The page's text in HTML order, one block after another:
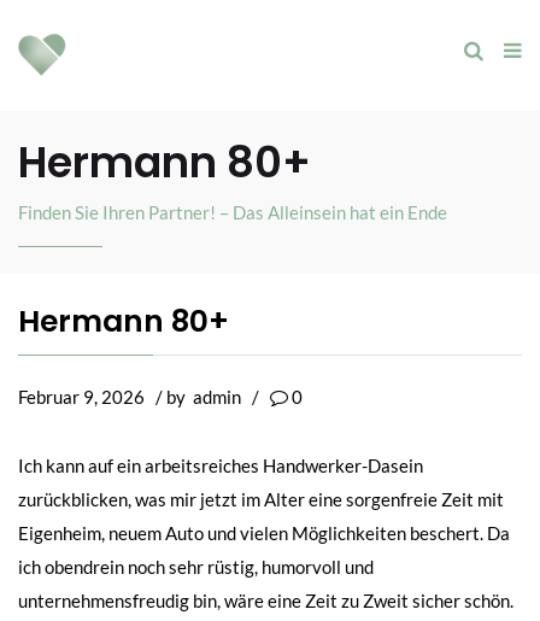
Hermann 80+
Finden Sie Ihren Partner! – Das Alleinsein hat ein Ende
Hermann 80+
Februar 9, 2026 / by admin / 0
Ich kann auf ein arbeitsreiches Handwerker-Dasein
zurückblicken, was mir jetzt im Alter eine sorgenfreie Zeit mit
Eigenheim, neuem Auto und vielen Möglichkeiten beschert. Da
ich obendrein noch sehr rüstig, humorvoll und
unternehmensfreudig bin, wäre eine Zeit zu Zweit sicher schön.